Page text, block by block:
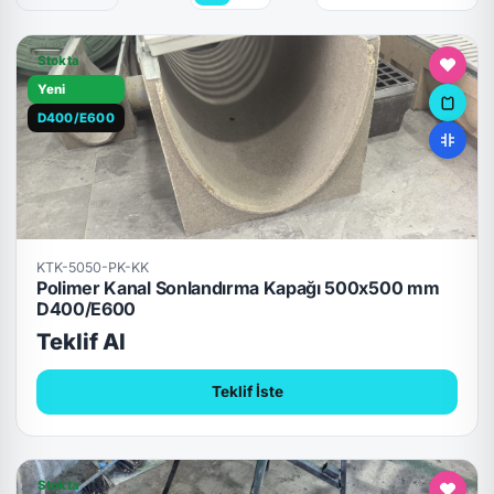
Stokta
Yeni
D400/E600
KTK-5050-PK-KK
Polimer Kanal Sonlandırma Kapağı 500x500 mm
D400/E600
Teklif Al
Teklif İste
Stokta